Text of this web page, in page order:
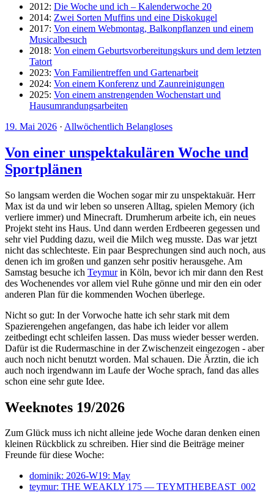
2012: Die Woche und ich – Kalenderwoche 20
2014: Zwei Sorten Muffins und eine Diskokugel
2017: Von einem Webmontag, Balkonpflanzen und einem
Musicalbesuch
2018: Von einem Geburtsvorbereitungskurs und dem letzten
Tatort
2023: Von Familientreffen und Gartenarbeit
2024: Von einem Konferenz und Zaunreinigungen
2025: Von einem anstrengenden Wochenstart und
Hausumrandungsarbeiten
19. Mai 2026 · Allwöchentlich Belangloses
Von einer unspektakulären Woche und
Sportplänen
So langsam werden die Wochen sogar mir zu unspektakuär. Herr
Max ist da und wir leben so unseren Alltag, spielen Memory (ich
verliere immer) und Minecraft. Drumherum arbeite ich, ein neues
Projekt steht ins Haus. Und dann werden Erdbeeren gegessen und
sehr viel Pudding dazu, weil die Milch weg musste. Das war jetzt
nicht das schlechteste. Ein paar Besprechungen sind auch noch, aus
denen ich im großen und ganzen sehr positiv herausgehe. Am
Samstag besuche ich Teymurin Köln, bevor ich mir dann den Rest
des Wochenendes vor allem viel Ruhe gönne und mir den ein oder
anderen Plan für die kommenden Wochen überlege.
Nicht so gut: In der Vorwoche hatte ich sehr stark mit dem
Spazierengehen angefangen, das habe ich leider vor allem
zeitbedingt echt schleifen lassen. Das muss wieder besser werden.
Dafür ist die Rudermaschine in der Zwischenzeit eingezogen - aber
auch noch nicht benutzt worden. Mal schauen. Die Ärztin, die ich
auch noch irgendwann im Laufe der Woche sprach, fand das alles
schon eine sehr gute Idee.
Weeknotes 19/2026
Zum Glück muss ich nicht alleine jede Woche daran denken einen
kleinen Rückblick zu schreiben. Hier sind die Beiträge meiner
Freunde für diese Woche:
dominik: 2026-W19: May
teymur: THE WEAKLY 175 — TEYMTHEBEAST_002